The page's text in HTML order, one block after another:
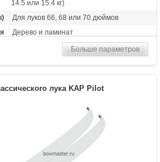
14.5 или 15.4 кг)
Для луков 66, 68 или 70 дюймов
Дерево и ламинат
Больше параметров
лука KAP Pilot